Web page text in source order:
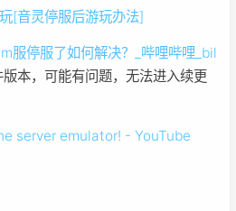
[音灵停服后游玩办法]
服停服了如何解决？_哔哩哔哩_bil
版本，可能有问题，无法进入续更
server emulator! - YouTube